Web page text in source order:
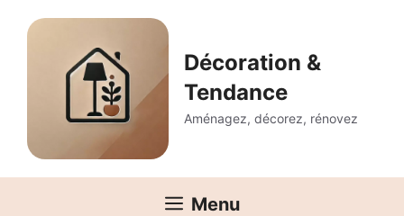
Décoration &
Tendance
Aménagez, décorez, rénovez
Menu